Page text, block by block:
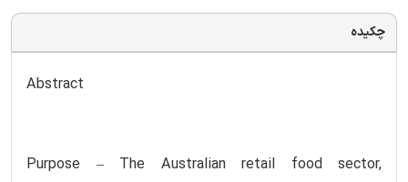
چکیده
Abstract
Purpose – The Australian retail food sector,